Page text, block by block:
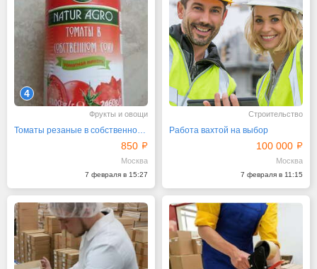
4
Фрукты и овощи
Томаты резаные в собственном соку в банках HoReCa
850
Москва
7 февраля в 15:27
Строительство
Работа вахтой на выбор
100 000
Москва
7 февраля в 11:15